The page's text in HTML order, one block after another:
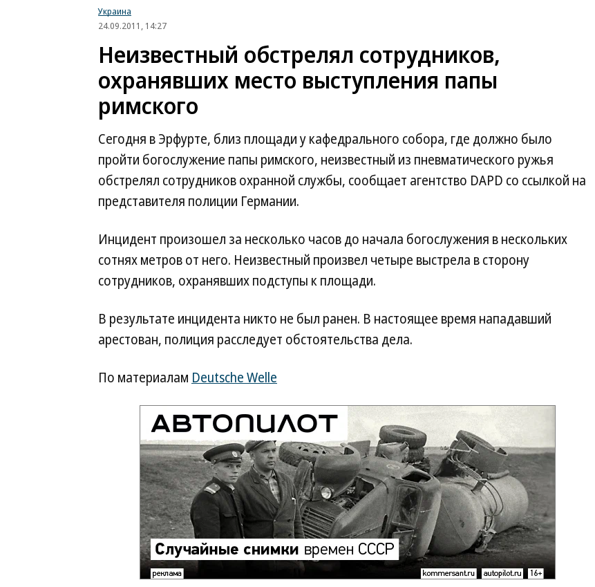
Украина
24.09.2011, 14:27
Неизвестный обстрелял сотрудников,
охранявших место выступления папы
римского
Сегодня в Эрфурте, близ площади у кафедрального собора, где должно было
пройти богослужение папы римского, неизвестный из пневматического ружья
обстрелял сотрудников охранной службы, сообщает агентство DAPD со ссылкой на
представителя полиции Германии.
Инцидент произошел за несколько часов до начала богослужения в нескольких
сотнях метров от него. Неизвестный произвел четыре выстрела в сторону
сотрудников, охранявших подступы к площади.
В результате инцидента никто не был ранен. В настоящее время нападавший
арестован, полиция расследует обстоятельства дела.
По материалам Deutsche Welle